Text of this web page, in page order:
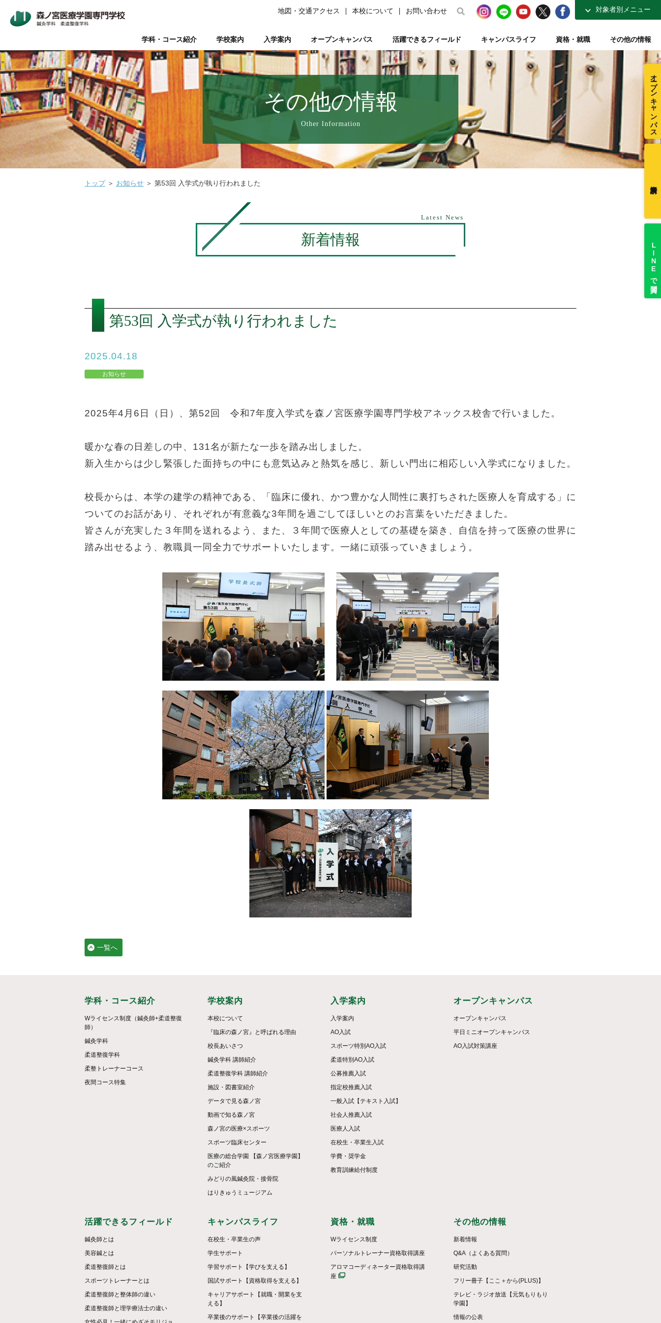
地図・交通アクセス 本校について お問い合わせ 対象者別メニュー
高校生の方へ
社会人・大学生の方へ
在校生ページ
卒業生の方へ
採用ご担当者様へ
学科・コース紹介
Wライセンス制度（鍼灸師+柔道整復師） 鍼灸学科 柔道整復学科 柔整トレーナーコース 夜間コース特集
学校案内
本校について 『臨床の森ノ宮』と呼ばれる理由 校長あいさつ 鍼灸学科 講師紹介 柔道整復学科 講師紹介 施設・図書室紹介
データで見る森ノ宮 動画で知る森ノ宮 森ノ宮の医療×スポーツ スポーツ臨床センター
医療の総合学園 【森ノ宮医療学園】のご紹介 はりきゅうミュージアム
入学案内
入学案内 AO入試 スポーツ特別AO入試 柔道特別AO入試 公募推薦入試 指定校推薦入試 一般入試【テキスト入試】
社会人推薦入試 医療人入試 在校生・卒業生入試 学費・奨学金
オープンキャンパス
オープンキャンパス 平日ミニオープンキャンパス AO入試対策講座
活躍できるフィールド
鍼灸師とは 美容鍼とは 柔道整復師とは スポーツトレーナーとは 柔道整復師と整体師の違い
柔道整復師と理学療法士の違い 女性必見！一緒にめざそモリジョ。
キャンパスライフ
在校生・卒業生の声 学生サポート 学習サポート【学びを支える】 国試サポート【資格取得を支える】
キャリアサポート【就職・開業を支える】 卒業後のサポート【卒業後の活躍を支える】
学生のための保育園【みどりの風保育園】
資格・就職
Wライセンス制度 パーソナルトレーナー資格取得講座 アロマコーディネーター資格取得講座
その他の情報
新着情報 Q&A（よくある質問） 研究活動 フリー冊子【ここ＋から(PLUS)】 テレビ・ラジオ放送【元気もりもり学園】
情報の公表 関係団体ページ お問い合わせ
その他の情報
Other Information
トップ＞ お知らせ ＞ 第53回 入学式が執り行われました
新着情報
Latest News
第53回 入学式が執り行われました
2025.04.18
お知らせ
2025年4月6日（日）、第52回 令和7年度入学式を森ノ宮医療学園専門学校アネックス校舎で行いました。
暖かな春の日差しの中、131名が新たな一歩を踏み出しました。
新入生からは少し緊張した面持ちの中にも意気込みと熱気を感じ、新しい門出に相応しい入学式になりました。
校長からは、本学の建学の精神である、「臨床に優れ、かつ豊かな人間性に裏打ちされた医療人を育成する」に
ついてのお話があり、それぞれが有意義な3年間を過ごしてほしいとのお言葉をいただきました。
皆さんが充実した３年間を送れるよう、また、３年間で医療人としての基礎を築き、自信を持って医療の世界に
踏み出せるよう、教職員一同全力でサポートいたします。一緒に頑張っていきましょう。
一覧へ
学科・コース紹介
Wライセンス制度（鍼灸師+柔道整復
師）
鍼灸学科
柔道整復学科
柔整トレーナーコース
夜間コース特集
学校案内
本校について
『臨床の森ノ宮』と呼ばれる理由
校長あいさつ
鍼灸学科 講師紹介
柔道整復学科 講師紹介
施設・図書室紹介
データで見る森ノ宮
動画で知る森ノ宮
森ノ宮の医療×スポーツ
スポーツ臨床センター
医療の総合学園 【森ノ宮医療学園】
のご紹介
みどりの風鍼灸院・接骨院
はりきゅうミュージアム
入学案内
入学案内
AO入試
スポーツ特別AO入試
柔道特別AO入試
公募推薦入試
指定校推薦入試
一般入試【テキスト入試】
社会人推薦入試
医療人入試
在校生・卒業生入試
学費・奨学金
教育訓練給付制度
オープンキャンパス
オープンキャンパス
平日ミニオープンキャンパス
AO入試対策講座
活躍できるフィールド
鍼灸師とは
美容鍼とは
柔道整復師とは
スポーツトレーナーとは
柔道整復師と整体師の違い
柔道整復師と理学療法士の違い
キャンパスライフ
在校生・卒業生の声
学生サポート
学習サポート【学びを支える】
国試サポート【資格取得を支える】
キャリアサポート【就職・開業を支
える】
卒業後のサポート【卒業後の活躍を
資格・就職
Wライセンス制度
パーソナルトレーナー資格取得講座
アロマコーディネーター資格取得講
座
その他の情報
新着情報
Q&A（よくある質問）
研究活動
フリー冊子【ここ＋から(PLUS)】
テレビ・ラジオ放送【元気もりもり
学園】
情報の公表
オープンキャンパス
LINEで質問